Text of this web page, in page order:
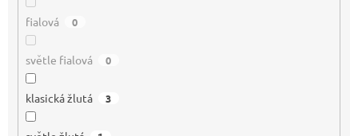
fialová 0
světle fialová 0
klasická žlutá 3